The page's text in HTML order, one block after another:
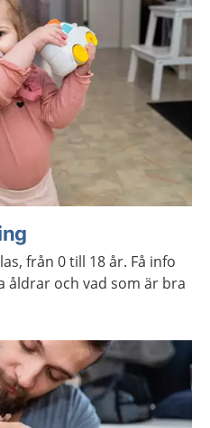
från 0 till 18 år. Få info
åldrar och vad som är bra